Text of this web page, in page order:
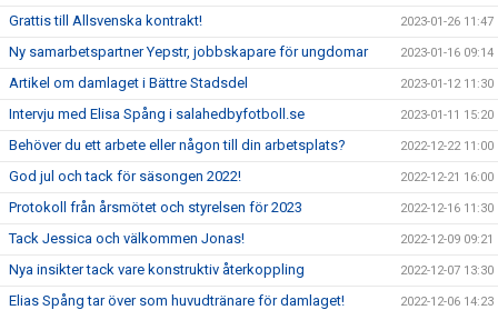
Grattis till Allsvenska kontrakt! 2023-01-26 11:47
Ny samarbetspartner Yepstr, jobbskapare för ungdomar 2023-01-16 09:14
Artikel om damlaget i Bättre Stadsdel 2023-01-12 11:30
Intervju med Elisa Spång i salahedbyfotboll.se 2023-01-11 15:20
Behöver du ett arbete eller någon till din arbetsplats? 2022-12-22 11:00
God jul och tack för säsongen 2022! 2022-12-21 16:00
Protokoll från årsmötet och styrelsen för 2023 2022-12-16 11:30
Tack Jessica och välkommen Jonas! 2022-12-09 09:21
Nya insikter tack vare konstruktiv återkoppling 2022-12-07 13:30
Elias Spång tar över som huvudtränare för damlaget! 2022-12-06 14:23